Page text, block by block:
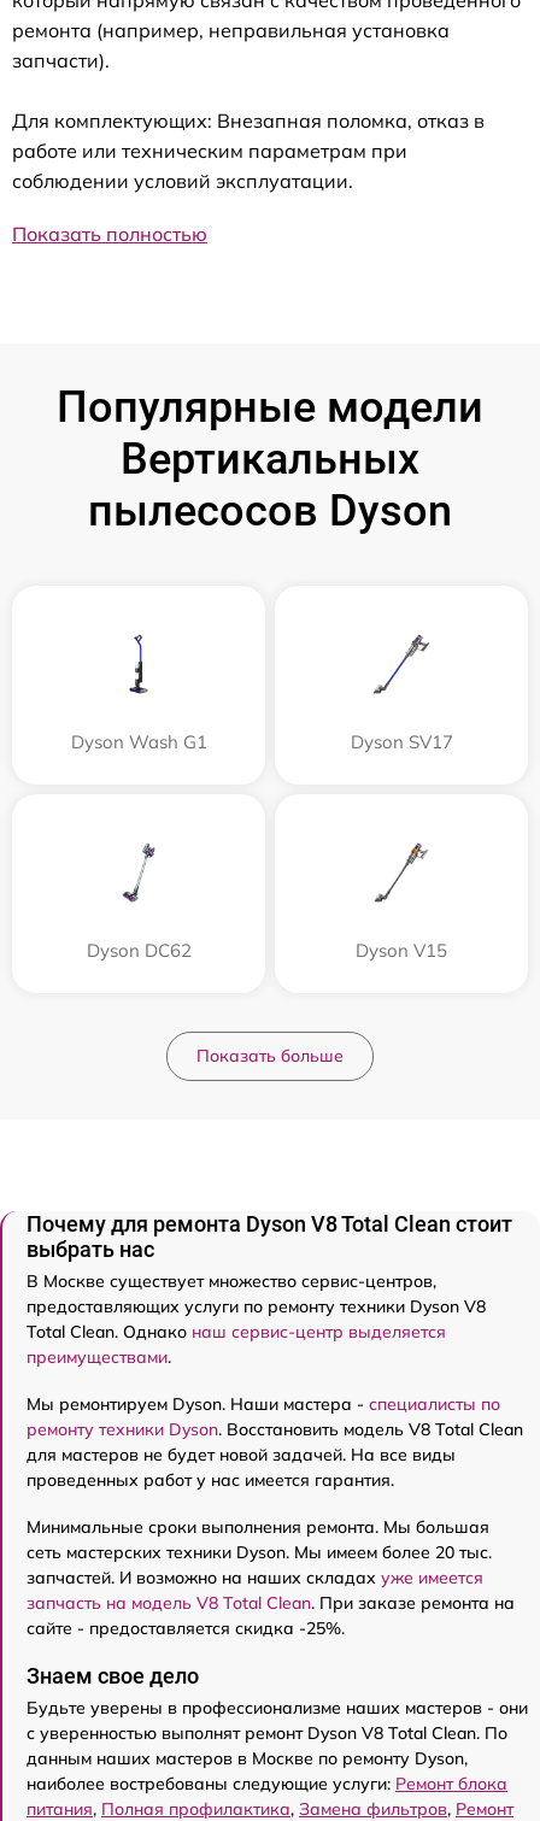
ремонта (например, неправильная установка
запчасти).
Для комплектующих: Внезапная поломка, отказ в
работе или техническим параметрам при
соблюдении условий эксплуатации.
Показать полностью
Популярные модели
Вертикальных
пылесосов Dyson
Dyson Wash G1 Dyson SV17
Dyson DC62 Dyson V15
Показать больше
Почему для ремонта Dyson V8 Total Clean стоит
выбрать нас
В Москве существует множество сервис-центров,
предоставляющих услуги по ремонту техники Dyson V8
Total Clean. Однако наш сервис-центр выделяется
преимуществами.
Мы ремонтируем Dyson. Наши мастера - специалисты по
ремонту техники Dyson. Восстановить модель V8 Total Clean
для мастеров не будет новой задачей. На все виды
проведенных работ у нас имеется гарантия.
Минимальные сроки выполнения ремонта. Мы большая
сеть мастерских техники Dyson. Мы имеем более 20 тыс.
запчастей. И возможно на наших складах уже имеется
запчасть на модель V8 Total Clean. При заказе ремонта на
сайте - предоставляется скидка -25%.
Знаем свое дело
Будьте уверены в профессионализме наших мастеров - они
с уверенностью выполнят ремонт Dyson V8 Total Clean. По
данным наших мастеров в Москве по ремонту Dyson,
наиболее востребованы следующие услуги: Ремонт блока
питания, Полная профилактика, Замена фильтров, Ремонт